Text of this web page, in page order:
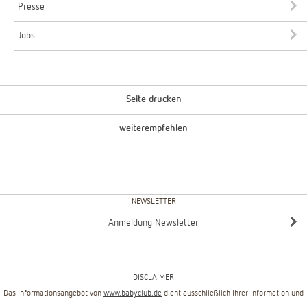
Presse
Jobs
Seite drucken
weiterempfehlen
NEWSLETTER
Anmeldung Newsletter
DISCLAIMER
Das Informationsangebot von www.babyclub.de dient ausschließlich Ihrer Information und